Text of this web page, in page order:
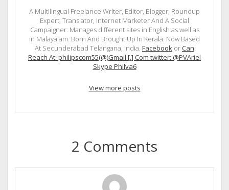
A Multilingual Freelance Writer, Editor, Blogger, Roundup
Expert, Translator, Internet Marketer And A Social
Campaigner. Manages different sites in English as well as
in Malayalam. Born And Brought Up In Kerala. Now Based
At Secunderabad Telangana, India. Facebook orCan
Reach At: philipscom55(@)Gmail [.] Com twitter: @PVAriel
Skype Philva6
View more posts
2 Comments